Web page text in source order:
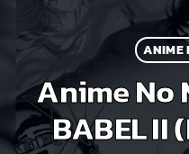
ANIME
Anime No
BABEL II